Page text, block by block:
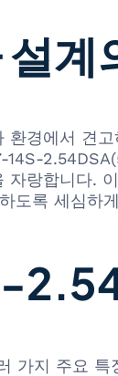
설
환경에서 견
자랑합니다.
도록 세심하
가지 주요